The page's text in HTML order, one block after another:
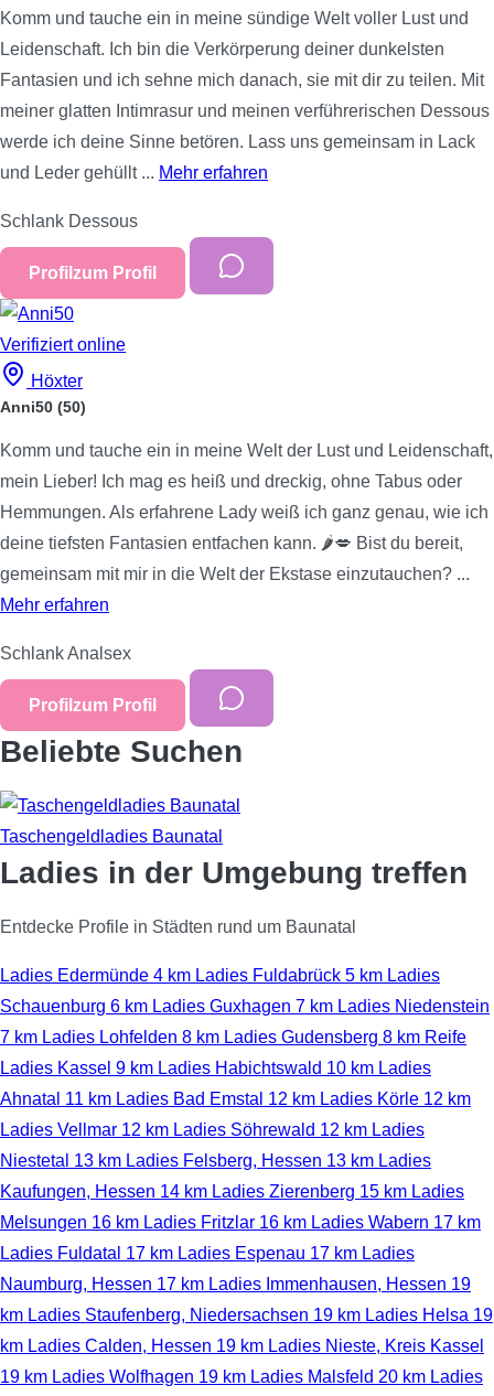
Komm und tauche ein in meine sündige Welt voller Lust und
Leidenschaft. Ich bin die Verkörperung deiner dunkelsten
Fantasien und ich sehne mich danach, sie mit dir zu teilen. Mit
meiner glatten Intimrasur und meinen verführerischen Dessous
werde ich deine Sinne betören. Lass uns gemeinsam in Lack
und Leder gehüllt ... Mehr erfahren
Schlank Dessous
Profil zum Profil
Verifiziertonline
Höxter
Anni50 (50)
Komm und tauche ein in meine Welt der Lust und Leidenschaft,
mein Lieber! Ich mag es heiß und dreckig, ohne Tabus oder
Hemmungen. Als erfahrene Lady weiß ich ganz genau, wie ich
deine tiefsten Fantasien entfachen kann. 🌶️💋 Bist du bereit,
gemeinsam mit mir in die Welt der Ekstase einzutauchen? ...
Mehr erfahren
SchlankAnalsex
Profil zum Profil
Beliebte Suchen
Taschengeldladies Baunatal
Ladies in der Umgebung treffen
Entdecke Profile in Städten rund um Baunatal
Ladies Edermünde 4 km Ladies Fuldabrück 5 km Ladies
Schauenburg 6 km Ladies Guxhagen 7 km Ladies Niedenstein
7 km Ladies Lohfelden 8 km Ladies Gudensberg 8 km Reife
Ladies Kassel 9 km Ladies Habichtswald 10 km Ladies
Ahnatal 11 km Ladies Bad Emstal 12 km Ladies Körle 12 km
Ladies Vellmar 12 km Ladies Söhrewald 12 km Ladies
Niestetal 13 km Ladies Felsberg, Hessen 13 km Ladies
Kaufungen, Hessen 14 km Ladies Zierenberg 15 km Ladies
Melsungen 16 km Ladies Fritzlar 16 km Ladies Wabern 17 km
Ladies Fuldatal 17 km Ladies Espenau 17 km Ladies
Naumburg, Hessen 17 km Ladies Immenhausen, Hessen 19
km Ladies Staufenberg, Niedersachsen 19 km Ladies Helsa 19
km Ladies Calden, Hessen 19 km Ladies Nieste, Kreis Kassel
19 km Ladies Wolfhagen 19 km Ladies Malsfeld 20 km Ladies